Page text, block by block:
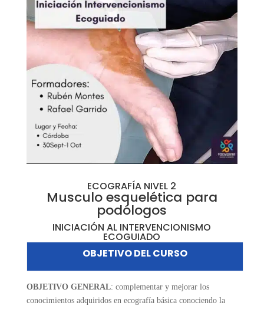
ECOGRAFÍA NIVEL 2
Musculo esquelética para
podólogos
INICIACIÓN AL INTERVENCIONISMO
ECOGUIADO
OBJETIVO DEL CURSO
OBJETIVO GENERAL: complementar y mejorar los
conocimientos adquiridos en ecografía básica conociendo la